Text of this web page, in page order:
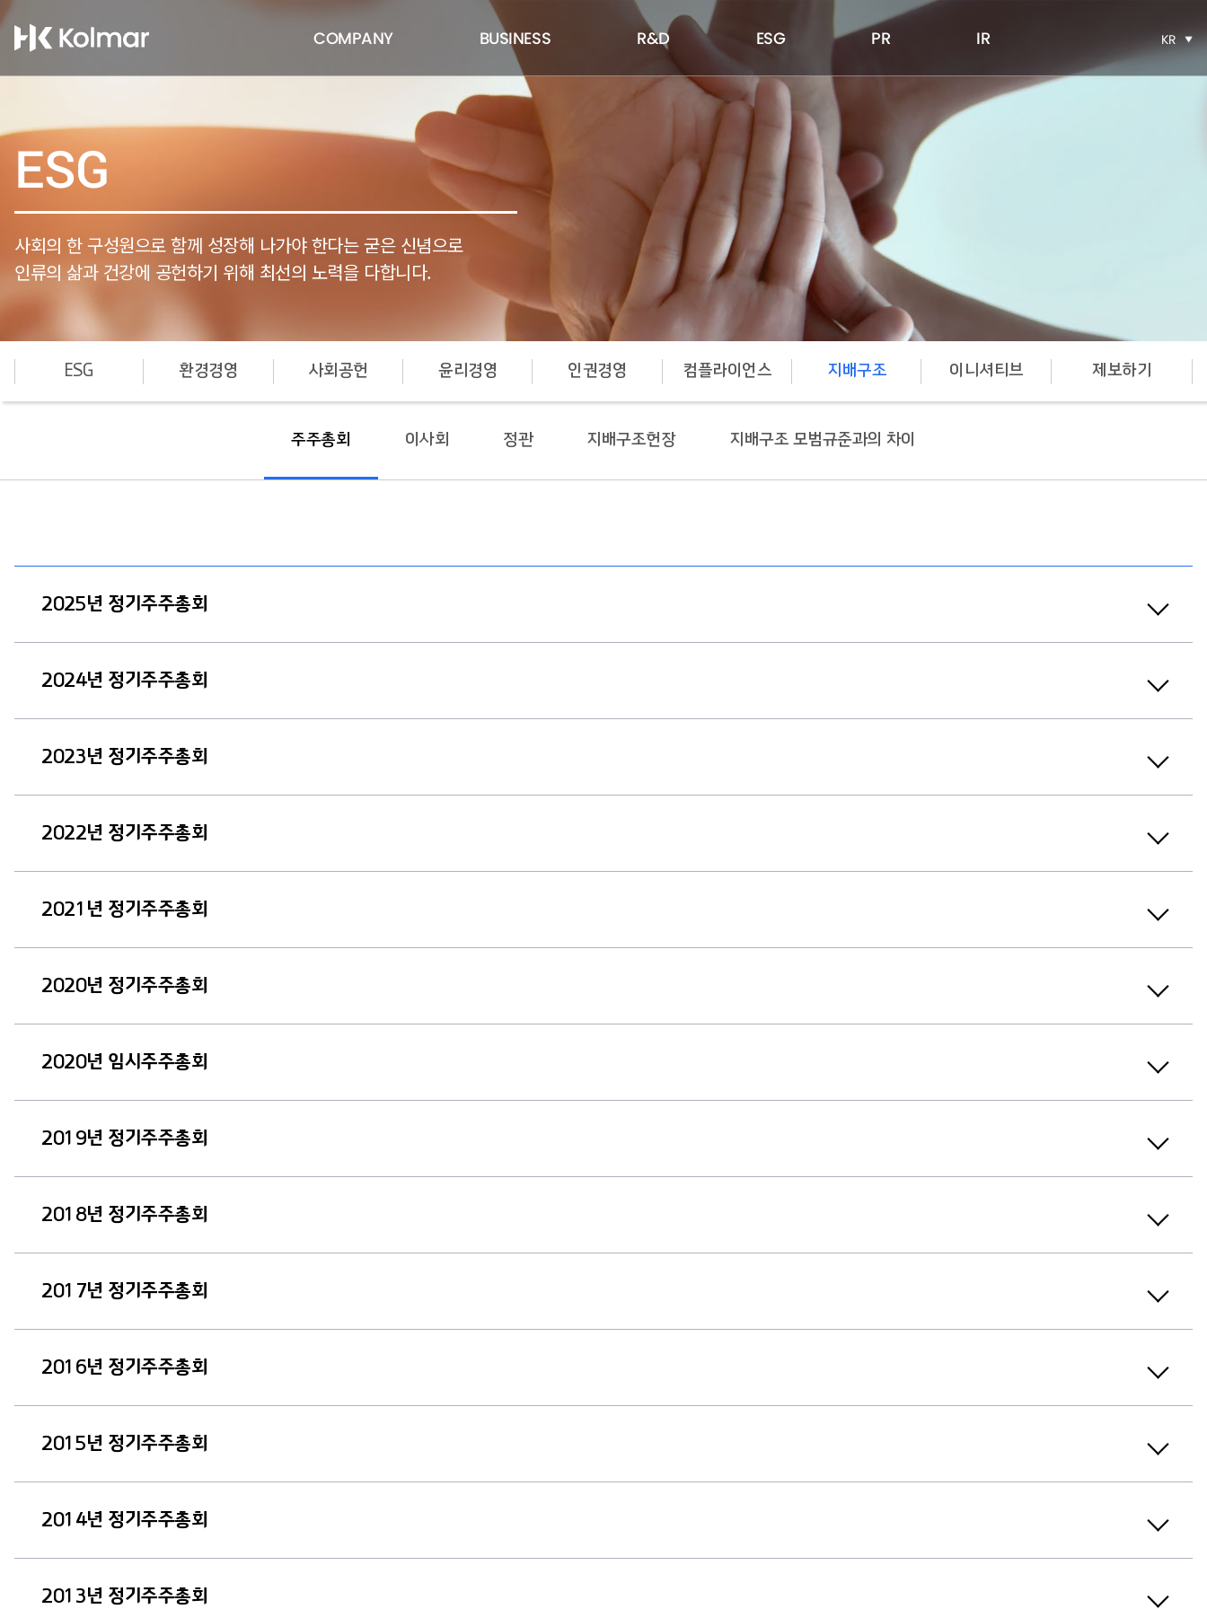
COMPANY BUSINESS R&D ESG PR IR KR
ESG
사회의 한 구성원으로 함께 성장해 나가야 한다는 굳은 신념으로
인류의 삶과 건강에 공헌하기 위해 최선의 노력을 다합니다.
ESG 환경경영 사회공헌 윤리경영 인권경영 컴플라이언스 지배구조 이니셔티브 제보하기
주주총회 이사회 정관 지배구조헌장 지배구조 모범규준과의 차이
2025년 정기주주총회
2024년 정기주주총회
2023년 정기주주총회
2022년 정기주주총회
2021년 정기주주총회
2020년 정기주주총회
2020년 임시주주총회
2019년 정기주주총회
2018년 정기주주총회
2017년 정기주주총회
2016년 정기주주총회
2015년 정기주주총회
2014년 정기주주총회
2013년 정기주주총회